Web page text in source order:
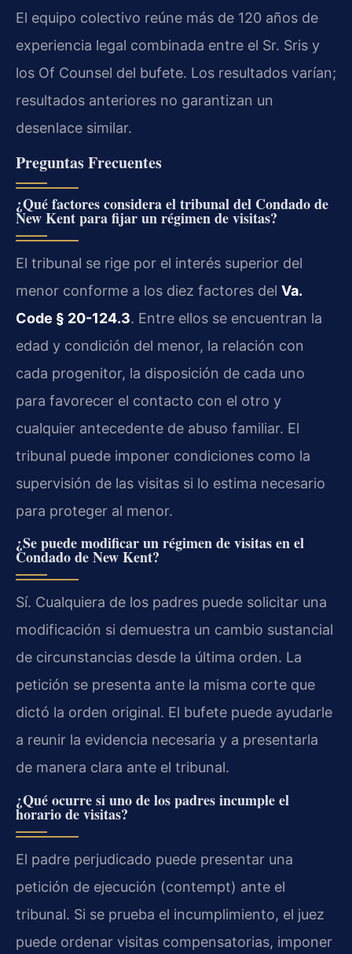
El equipo colectivo reúne más de 120 años de
experiencia legal combinada entre el Sr. Sris y
los Of Counsel del bufete. Los resultados varían;
resultados anteriores no garantizan un
desenlace similar.
Preguntas Frecuentes
¿Qué factores considera el tribunal del Condado de
New Kent para fijar un régimen de visitas?
El tribunal se rige por el interés superior del
menor conforme a los diez factores del Va.
Code § 20-124.3. Entre ellos se encuentran la
edad y condición del menor, la relación con
cada progenitor, la disposición de cada uno
para favorecer el contacto con el otro y
cualquier antecedente de abuso familiar. El
tribunal puede imponer condiciones como la
supervisión de las visitas si lo estima necesario
para proteger al menor.
¿Se puede modificar un régimen de visitas en el
Condado de New Kent?
Sí. Cualquiera de los padres puede solicitar una
modificación si demuestra un cambio sustancial
de circunstancias desde la última orden. La
petición se presenta ante la misma corte que
dictó la orden original. El bufete puede ayudarle
a reunir la evidencia necesaria y a presentarla
de manera clara ante el tribunal.
¿Qué ocurre si uno de los padres incumple el
horario de visitas?
El padre perjudicado puede presentar una
petición de ejecución (contempt) ante el
tribunal. Si se prueba el incumplimiento, el juez
puede ordenar visitas compensatorias, imponer